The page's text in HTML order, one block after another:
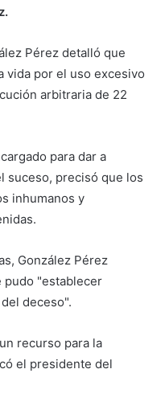
Pérez detalló que
vida por el uso excesivo
arbitraria de 22
para dar a
suceso, precisó que los
inhumanos y
González Pérez
pudo "establecer
deceso".
recurso para la
el presidente del